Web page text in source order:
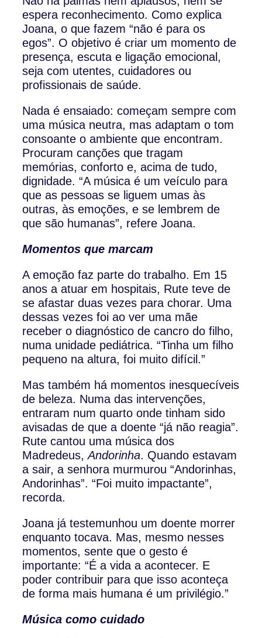
espera reconhecimento. Como explica
Joana, o que fazem “não é para os
egos”. O objetivo é criar um momento de
presença, escuta e ligação emocional,
seja com utentes, cuidadores ou
profissionais de saúde.
Nada é ensaiado: começam sempre com
uma música neutra, mas adaptam o tom
consoante o ambiente que encontram.
Procuram canções que tragam
memórias, conforto e, acima de tudo,
dignidade. “A música é um veículo para
que as pessoas se liguem umas às
outras, às emoções, e se lembrem de
que são humanas”, refere Joana.
Momentos que marcam
A emoção faz parte do trabalho. Em 15
anos a atuar em hospitais, Rute teve de
se afastar duas vezes para chorar. Uma
dessas vezes foi ao ver uma mãe
receber o diagnóstico de cancro do filho,
numa unidade pediátrica. “Tinha um filho
pequeno na altura, foi muito difícil.”
Mas também há momentos inesquecíveis
de beleza. Numa das intervenções,
entraram num quarto onde tinham sido
avisadas de que a doente “já não reagia”.
Rute cantou uma música dos
Madredeus,Andorinha. Quando estavam
a sair, a senhora murmurou “Andorinhas,
Andorinhas”. “Foi muito impactante”,
recorda.
Joana já testemunhou um doente morrer
enquanto tocava. Mas, mesmo nesses
momentos, sente que o gesto é
importante: “É a vida a acontecer. E
poder contribuir para que isso aconteça
de forma mais humana é um privilégio.”
Música como cuidado